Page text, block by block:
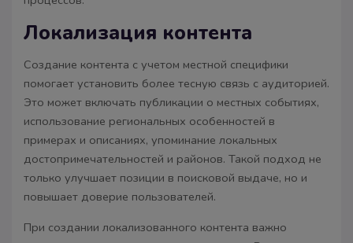
Локализация контента
Создание контента с учетом местной специфики
помогает установить более тесную связь с аудиторией.
Это может включать публикации о местных событиях,
использование региональных особенностей в
примерах и описаниях, упоминание локальных
достопримечательностей и районов. Такой подход не
только улучшает позиции в поисковой выдаче, но и
повышает доверие пользователей.
При создании локализованного контента важно